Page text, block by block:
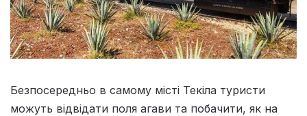
Безпосередньо в самому місті Текіла туристи
можуть відвідати поля агави та побачити, як на